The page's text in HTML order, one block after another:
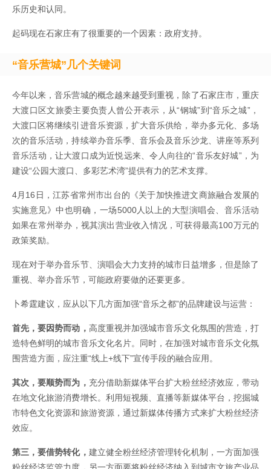
乐历史和认同。
起码现在石家庄有了很重要的一个因素：政府支持。
“音乐营城”几个关键词
今年以来，音乐营城的概念越来越受到重视，除了石家庄市，重庆
大渡口区文旅委主要负责人曾公开表示，从“钢城”到“音乐之城”，
大渡口区将继续引进音乐资源，扩大音乐供给，举办多元化、多场
次的音乐活动，持续举办音乐季、音乐会及音乐沙龙、讲座等系列
音乐活动，让大渡口成为近悦远来、令人向往的“音乐友好城”，为
建设“公园大渡口、多彩艺术湾”提供有力的艺术支撑。
4月16日，江苏省常州市出台的《关于加快推进文商旅融合发展的
实施意见》中也明确，一场5000人以上的大型演唱会、音乐活动
如果在常州举办，视其演出营业收入情况，可获得最高100万元的
政策奖励。
现在对于举办音乐节、演唱会大力支持的城市日益增多，但是除了
重视、举办音乐节，可能政府要做的还要更多。
卜希霆建议，应从以下几方面加强“音乐之都”的品牌建设与运营：
首先，要因势而动， 高度重视并加强城市音乐文化氛围的营造，打
造特色鲜明的城市音乐文化名片。同时，在加强对城市音乐文化氛
围营造方面，应注重“线上+线下”宣传手段的融合应用。
其次，要顺势而为， 充分借助新媒体平台扩大粉丝经济效应，带动
在地文化旅游消费增长。利用短视频、直播等新媒体平台，挖掘城
市特色文化资源和旅游资源，通过新媒体传播方式来扩大粉丝经济
效应。
第三，要借势转化， 建立健全粉丝经济管理转化机制，一方面加强